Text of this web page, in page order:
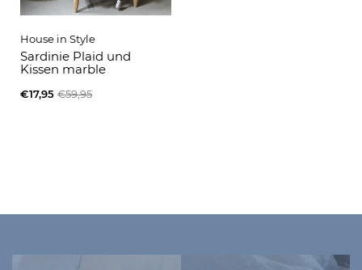
House in Style
Sardinie Plaid und
Kissen marble
€17,95 €59,95